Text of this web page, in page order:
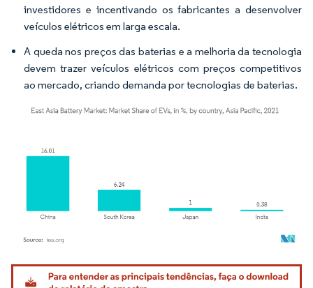
investidores e incentivando os fabricantes a desenvolver
veículos elétricos em larga escala.
A queda nos preços das baterias e a melhoria da tecnologia
devem trazer veículos elétricos com preços competitivos
ao mercado, criando demanda por tecnologias de baterias.
Imagem © Mordor Intelligence. O reuso requer atribuição conforme CC BY 4.0.